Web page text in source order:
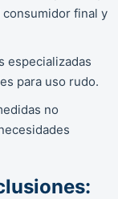
final y
especializadas
para uso rudo.
no